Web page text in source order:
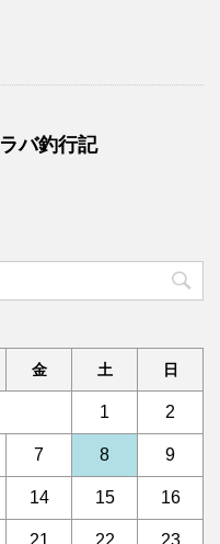
バ釣行記
金 土 日
1 2
7 8 9
14 15 16
21 22 23